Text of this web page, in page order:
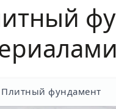
Плитный фундамент